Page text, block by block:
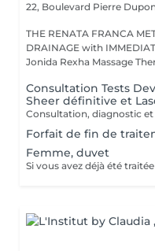
22, Boulevard Pierre
THE RENATA FRANCA METHOD Manual
DRAINAGE with IMMEDIATE RESULT
Jonida Rexha Massage
Consultation Tests
Sheer définitive et
Consultation, diagnostic et
Forfait de fin de
Femme, duvet